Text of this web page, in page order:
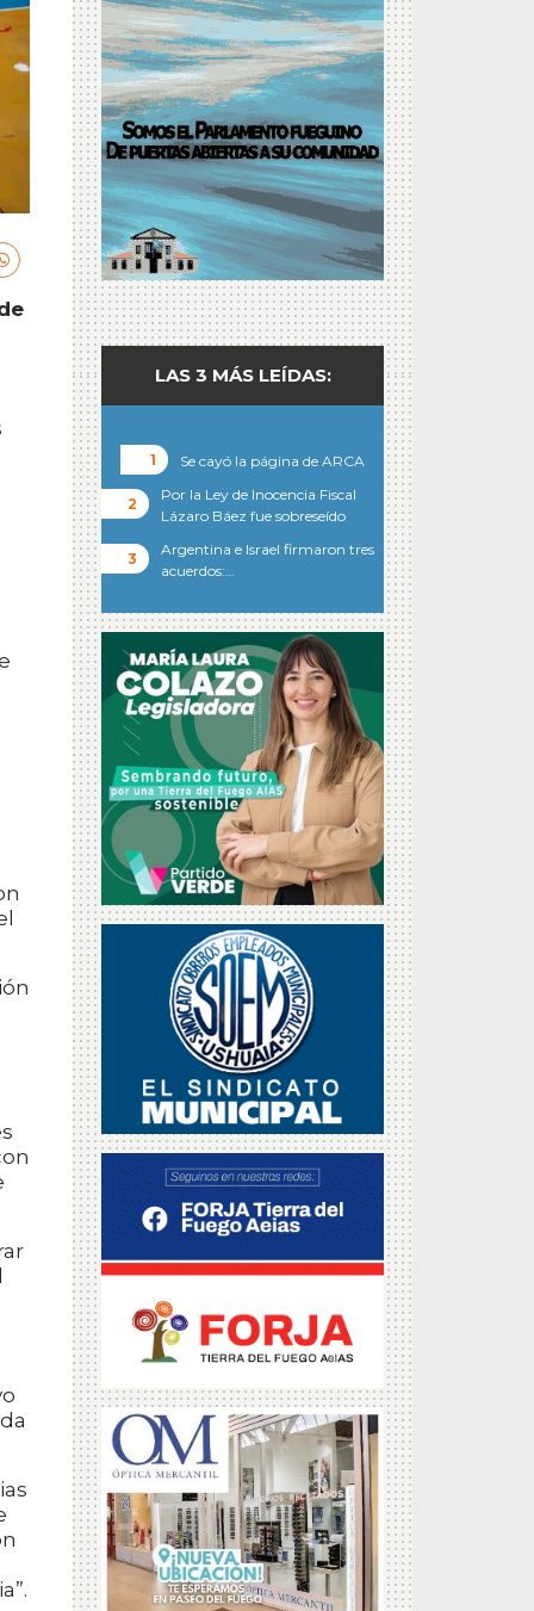
LAS 3 MÁS LEÍDAS:
Se cayó la página de ARCA
Por la Ley de Inocencia Fiscal
Lázaro Báez fue sobreseído
Argentina e Israel firmaron tres
acuerdos:…